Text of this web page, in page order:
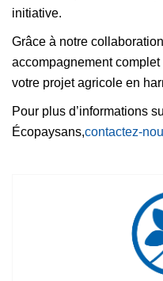
initiative.
Grâce à notre
accompagnement
votre projet agricole en
Pour plus d’informations
Écopaysans,contactez-